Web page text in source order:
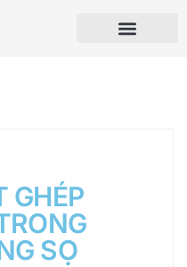
GHÉP
SỌ